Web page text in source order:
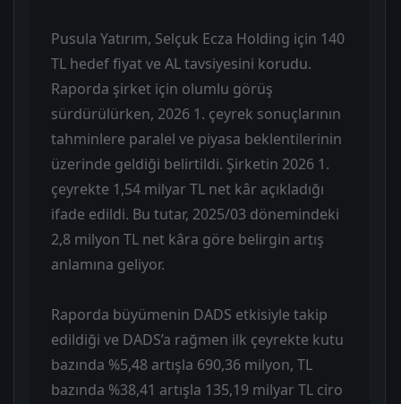
Pusula Yatırım, Selçuk Ecza Holding için 140
TL hedef fiyat ve AL tavsiyesini korudu.
Raporda şirket için olumlu görüş
sürdürülürken, 2026 1. çeyrek sonuçlarının
tahminlere paralel ve piyasa beklentilerinin
üzerinde geldiği belirtildi. Şirketin 2026 1.
çeyrekte 1,54 milyar TL net kâr açıkladığı
ifade edildi. Bu tutar, 2025/03 dönemindeki
2,8 milyon TL net kâra göre belirgin artış
anlamına geliyor.
Raporda büyümenin DADS etkisiyle takip
edildiği ve DADS’a rağmen ilk çeyrekte kutu
bazında %5,48 artışla 690,36 milyon, TL
bazında %38,41 artışla 135,19 milyar TL ciro